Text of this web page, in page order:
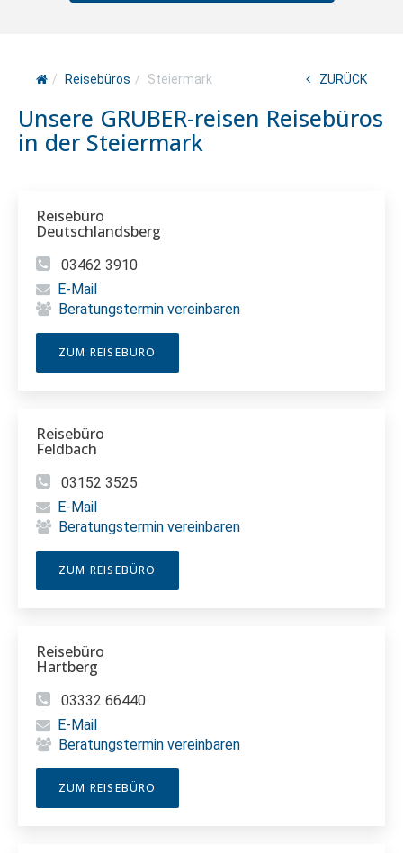
Reisebüros Steiermark ZURÜCK
Unsere GRUBER-reisen Reisebüros
in der Steiermark
Reisebüro
Deutschlandsberg
03462 3910
E-Mail
Beratungstermin vereinbaren
ZUM REISEBÜRO
Reisebüro
Feldbach
03152 3525
E-Mail
Beratungstermin vereinbaren
ZUM REISEBÜRO
Reisebüro
Hartberg
03332 66440
E-Mail
Beratungstermin vereinbaren
ZUM REISEBÜRO